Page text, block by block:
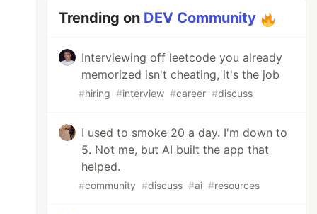
Id=USUARIO;Password=SENHA;"
Trending on DEV Community
Interviewing off leetcode you already
memorized isn't cheating, it's the job
#hiring #interview #career #discuss
I used to smoke 20 a day. I'm down to
5. Not me, but AI built the app that
helped.
#community #discuss #ai #resources